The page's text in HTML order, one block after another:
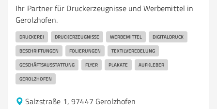
Ihr Partner für Druckerzeugnisse und Werbemittel in
Gerolzhofen.
DRUCKEREI DRUCKERZEUGNISSE WERBEMITTEL DIGITALDRUCK
BESCHRIFTUNGEN FOLIERUNGEN TEXTILVEREDELUNG
GESCHÄFTSAUSSTATTUNG FLYER PLAKATE AUFKLEBER
GEROLZHOFEN
Salzstraße 1, 97447 Gerolzhofen